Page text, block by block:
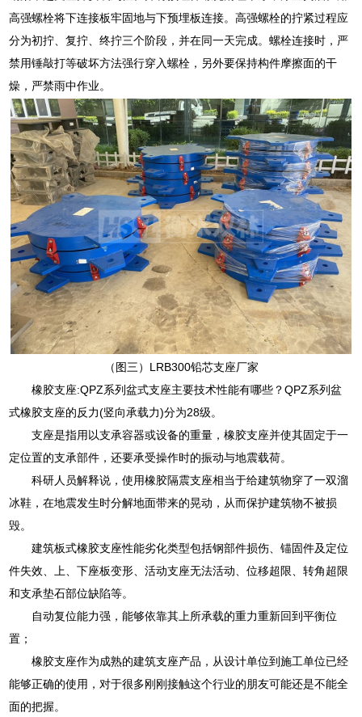
高强螺栓将下连接板牢固地与下预埋板连接。高强螺栓的拧紧过程应
分为初拧、复拧、终拧三个阶段，并在同一天完成。螺栓连接时，严
禁用锤敲打等破坏方法强行穿入螺栓，另外要保持构件摩擦面的干
燥，严禁雨中作业。
（图三）LRB300铅芯支座厂家
橡胶支座:QPZ系列盆式支座主要技术性能有哪些？QPZ系列盆
式橡胶支座的反力(竖向承载力)分为28级。
支座是指用以支承容器或设备的重量，橡胶支座并使其固定于一
定位置的支承部件，还要承受操作时的振动与地震载荷。
科研人员解释说，使用橡胶隔震支座相当于给建筑物穿了一双溜
冰鞋，在地震发生时分解地面带来的晃动，从而保护建筑物不被损
毁。
建筑板式橡胶支座性能劣化类型包括钢部件损伤、锚固件及定位
件失效、上、下座板变形、活动支座无法活动、位移超限、转角超限
和支承垫石部位缺陷等。
自动复位能力强，能够依靠其上所承载的重力重新回到平衡位
置；
橡胶支座作为成熟的建筑支座产品，从设计单位到施工单位已经
能够正确的使用，对于很多刚刚接触这个行业的朋友可能还是不能全
面的把握。